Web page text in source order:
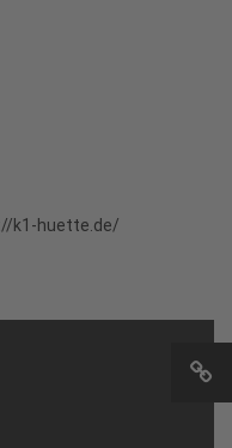
k1-huette.de/